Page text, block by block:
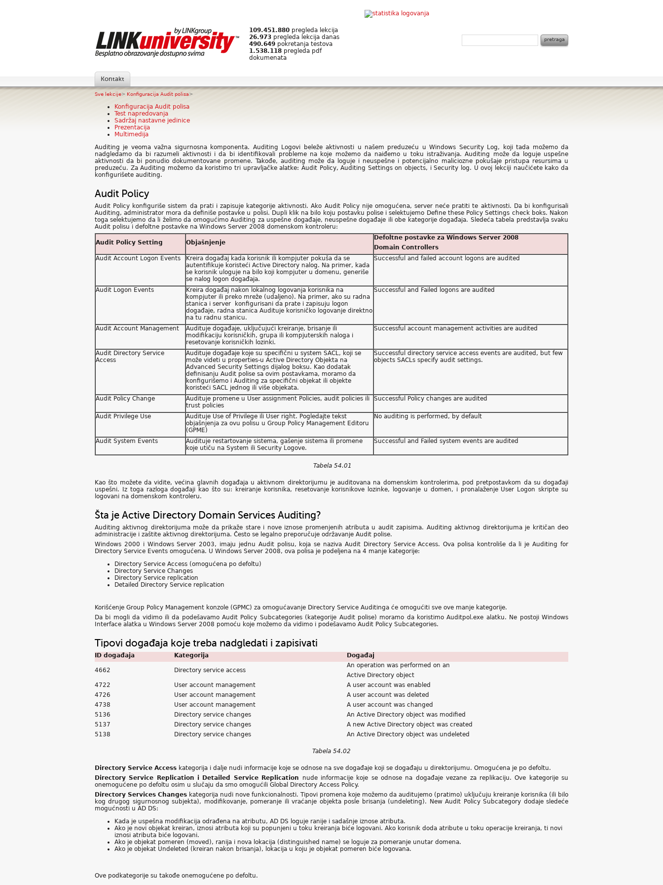
109.451.880 pregleda lekcija
26.973 pregleda lekcija danas
490.649 pokretanja testova
1.538.118 pregleda pdf
dokumenata
Kontakt
Sve lekcije> Konfiguracija Audit polisa>
Konfiguracija Audit polisa
Test napredovanja
Sadržaj nastavne jedinice
Prezentacija
Multimedija
Auditing je veoma važna sigurnosna komponenta. Auditing Logovi beleže aktivnosti u našem preduzeću u Windows Security Log, koji tada možemo da
nadgledamo da bi razumeli aktivnosti i da bi identifikovali probleme na koje možemo da naiđemo u toku istraživanja. Auditing može da loguje uspešne
aktivnosti da bi ponudio dokumentovane promene. Takođe, auditing može da loguje i neuspešne i potencijalno maliciozne pokušaje pristupa resursima u
preduzeću. Za Auditing možemo da koristimo tri upravljačke alatke: Audit Policy, Auditing Settings on objects, i Security log. U ovoj lekciji naučićete kako da
konfigurišete auditing.
Audit Policy
Audit Policy konfiguriše sistem da prati i zapisuje kategorije aktivnosti. Ako Audit Policy nije omogućena, server neće pratiti te aktivnosti. Da bi konfigurisali
Auditing, administrator mora da definiše postavke u polisi. Dupli klik na bilo koju postavku polise i selektujemo Define these Policy Settings check boks. Nakon
toga selektujemo da li želimo da omogućimo Auditing za uspešne događaje, neuspešne događaje ili obe kategorije događaja. Sledeća tabela predstavlja svaku
Audit polisu i defoltne postavke na Windows Server 2008 domenskom kontroleru:
Audit Policy Setting Objašnjenje
Defoltne postavke za Windows Server 2008
Domain Controllers
Audit Account Logon Events
Kreira događaj kada korisnik ili kompjuter pokuša da se
autentifikuje koristeći Active Directory nalog. Na primer, kada
se korisnik uloguje na bilo koji kompjuter u domenu, generiše
se nalog logon događaja.
Successful and failed account logons are audited
Audit Logon Events
Kreira događaj nakon lokalnog logovanja korisnika na
kompjuter ili preko mreže (udaljeno). Na primer, ako su radna
stanica i server konfigurisani da prate i zapisuju logon
događaje, radna stanica Audituje korisničko logovanje direktno
na tu radnu stanicu.
Successful and Failed logons are audited
Audit Account Management
Audituje događaje, uključujući kreiranje, brisanje ili
modifikaciju korisničkih, grupa ili kompjuterskih naloga i
resetovanje korisničkih lozinki.
Successful account management activities are audited
Audit Directory Service
Access
Audituje događaje koje su specifični u system SACL, koji se
može videti u properties-u Active Directory Objekta na
Advanced Security Settings dijalog boksu. Kao dodatak
definisanju Audit polise sa ovim postavkama, moramo da
konfigurišemo i Auditing za specifični objekat ili objekte
koristeći SACL jednog ili više objekata.
Successful directory service access events are audited, but few
objects SACLs specify audit settings.
Audit Policy Change
Audituje promene u User assignment Policies, audit policies ili
trust policies
Successful Policy changes are audited
Audit Privilege Use
Audituje Use of Privilege ili User right. Pogledajte tekst
objašnjenja za ovu polisu u Group Policy Management Editoru
(GPME)
No auditing is performed, by default
Audit System Events
Audituje restartovanje sistema, gašenje sistema ili promene
koje utiču na System ili Security Logove.
Successful and Failed system events are audited
Tabela 54.01
Kao što možete da vidite, većina glavnih događaja u aktivnom direktorijumu je auditovana na domenskim kontrolerima, pod pretpostavkom da su događaji
uspešni. Iz toga razloga događaji kao što su: kreiranje korisnika, resetovanje korisnikove lozinke, logovanje u domen, i pronalaženje User Logon skripte su
logovani na domenskom kontroleru.
Šta je Active Directory Domain Services Auditing?
Auditing aktivnog direktorijuma može da prikaže stare i nove iznose promenjenih atributa u audit zapisima. Auditing aktivnog direktorijuma je kritičan deo
administracije i zaštite aktivnog direktorijuma. Često se legalno preporučuje održavanje Audit polise.
Windows 2000 i Windows Server 2003, imaju jednu Audit polisu, koja se naziva Audit Directory Service Access. Ova polisa kontroliše da li je Auditing for
Directory Service Events omogućena. U Windows Server 2008, ova polisa je podeljena na 4 manje kategorije:
Directory Service Access (omogućena po defoltu)
Directory Service Changes
Directory Service replication
Detailed Directory Service replication
Korišćenje Group Policy Management konzole (GPMC) za omogućavanje Directory Service Auditinga će omogućiti sve ove manje kategorije.
Da bi mogli da vidimo ili da podešavamo Audit Policy Subcategories (kategorije Audit polise) moramo da koristimo Auditpol.exe alatku. Ne postoji Windows
Interface alatka u Windows Server 2008 pomoću koje možemo da vidimo i podešavamo Audit Policy Subcategories.
Tipovi događaja koje treba nadgledati i zapisivati
ID događaja Kategorija Događaj
4662 Directory service access
An operation was performed on an
Active Directory object
4722
User account management
A user account was enabled
4726
User account management
A user account was deleted
4738
User account management
A user account was changed
5136
Directory service changes
An Active Directory object was modified
5137
Directory service changes
A new Active Directory object was created
5138
Directory service changes An Active Directory object was undeleted
Tabela 54.02
Directory Service Access kategorija i dalje nudi informacije koje se odnose na sve događaje koji se događaju u direktorijumu. Omogućena je po defoltu.
Directory Service Replication i Detailed Service Replication nude informacije koje se odnose na događaje vezane za replikaciju. Ove kategorije su
onemogućene po defoltu osim u slučaju da smo omogućili Global Directory Access Policy.
Directory Services Changes kategorija nudi nove funkcionalnosti. Tipovi promena koje možemo da auditujemo (pratimo) uključuju kreiranje korisnika (ili bilo
kog drugog sigurnosnog subjekta), modifikovanje, pomeranje ili vraćanje objekta posle brisanja (undeleting). New Audit Policy Subcategory dodaje sledeće
mogućnosti u AD DS:
Kada je uspešna modifikacija odrađena na atributu, AD DS loguje ranije i sadašnje iznose atributa.
Ako je novi objekat kreiran, iznosi atributa koji su popunjeni u toku kreiranja biće logovani. Ako korisnik doda atribute u toku operacije kreiranja, ti novi
iznosi atributa biće logovani.
Ako je objekat pomeren (moved), ranija i nova lokacija (distinguished name) se loguje za pomeranje unutar domena.
Ako je objekat Undeleted (kreiran nakon brisanja), lokacija u koju je objekat pomeren biće logovana.
Ove podkategorije su takođe onemogućene po defoltu.